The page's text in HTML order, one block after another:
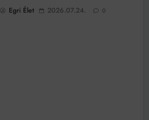
Egri Élet 2026.07.24. 0